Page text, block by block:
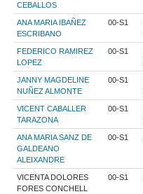
CEBALLOS
ANA MARIA IBAÑEZ
ESCRIBANO
00-S1
FEDERICO RAMIREZ
LOPEZ
00-S1
JANNY MAGDELINE
NUÑEZ ALMONTE
00-S1
VICENT CABALLER
TARAZONA
00-S1
ANA MARIA SANZ DE
GALDEANO
ALEIXANDRE
00-S1
VICENTA DOLORES
FORES CONCHELL
00-S1